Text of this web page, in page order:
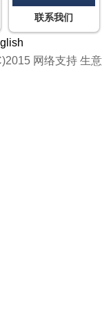
联系我们
网络支持 生意